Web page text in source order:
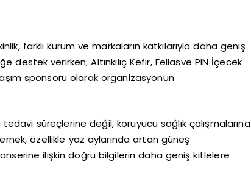
farklı kurum ve markaların katkılarıyla daha geniş
verirken; Altınkılıç Kefir, Fellasve PIN İçecek
sponsoru olarak organizasyonun
süreçlerine değil, koruyucu sağlık çalışmalarına
özellikle yaz aylarında artan güneş
ilişkin doğru bilgilerin daha geniş kitlelere